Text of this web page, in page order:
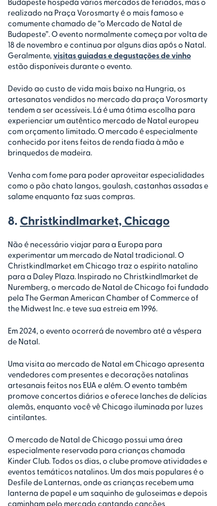
realizado na Praça Vorosmarty é o mais famoso e
comumente chamado de “o Mercado de Natal de
Budapeste”. O evento normalmente começa por volta de
18 de novembro e continua por alguns dias após o Natal.
Geralmente, visitas guiadas e degustações de vinho
estão disponíveis durante o evento.
Devido ao custo de vida mais baixo na Hungria, os
artesanatos vendidos no mercado da praça Vorosmarty
tendem a ser acessíveis. Lá é uma ótima escolha para
experienciar um autêntico mercado de Natal europeu
com orçamento limitado. O mercado é especialmente
conhecido por itens feitos de renda fiada à mão e
brinquedos de madeira.
Venha com fome para poder aproveitar especialidades
como o pão chato langos, goulash, castanhas assadas e
salame enquanto faz suas compras.
8. Christkindlmarket, Chicago
Não é necessário viajar para a Europa para
experimentar um mercado de Natal tradicional. O
Christkindlmarket em Chicago traz o espírito natalino
para a Daley Plaza. Inspirado no Christkindlmarket de
Nuremberg, o mercado de Natal de Chicago foi fundado
pela The German American Chamber of Commerce of
the Midwest Inc. e teve sua estreia em 1996.
Em 2024, o evento ocorrerá de novembro até a véspera
de Natal.
Uma visita ao mercado de Natal em Chicago apresenta
vendedores com presentes e decorações natalinas
artesanais feitos nos EUA e além. O evento também
promove concertos diários e oferece lanches de delícias
alemãs, enquanto você vê Chicago iluminada por luzes
cintilantes.
O mercado de Natal de Chicago possui uma área
especialmente reservada para crianças chamada
Kinder Club. Todos os dias, o clube promove atividades e
eventos temáticos natalinos. Um dos mais populares é o
Desfile de Lanternas, onde as crianças recebem uma
lanterna de papel e um saquinho de guloseimas e depois
caminham pelo mercado cantando canções